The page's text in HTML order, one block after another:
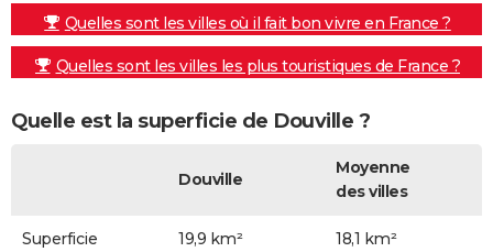
Quelles sont les villes où il fait bon vivre en France ?
Quelles sont les villes les plus touristiques de France ?
Quelle est la superficie de Douville ?
Douville
Moyenne
des villes
Superficie
19,9 km² 18,1 km²